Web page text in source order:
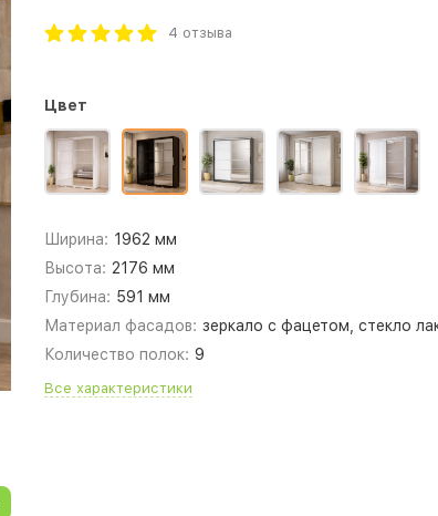
4 отзыва
Цвет
Ширина: 1962 мм
Высота: 2176 мм
Глубина: 591 мм
Материал фасадов: зеркало с фацетом, стекло
Количество полок: 9
Все характеристики